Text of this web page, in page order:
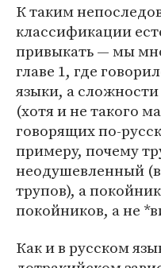
К таким
классификации
привыкать — мы
главе 1, где
языки, а
(хотя и не такого
говорящих по-
примеру, почему
неодушевленный
трупов), а
покойников, а не
Как и в русском